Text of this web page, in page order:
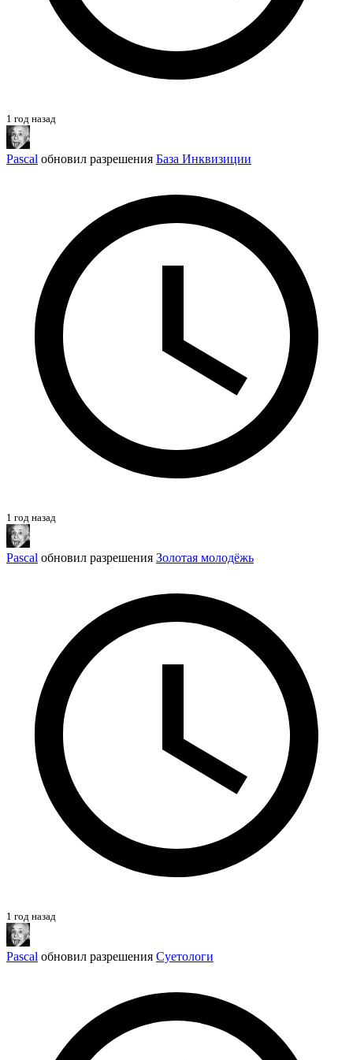
1 год назад
Pascal обновил разрешения База Инквизиции
1 год назад
Pascal обновил разрешения Золотая молодёжь
1 год назад
Pascal обновил разрешения Суетологи